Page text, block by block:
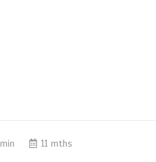
11 mths